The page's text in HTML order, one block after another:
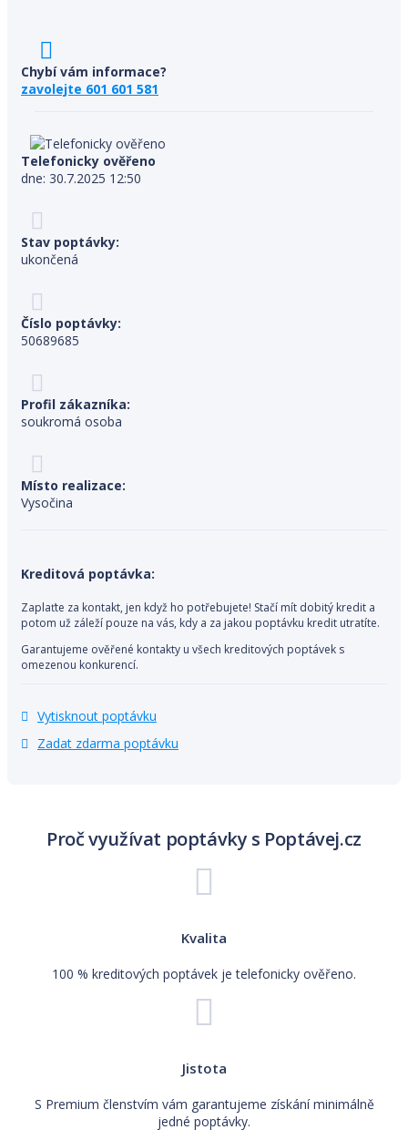
Chybí vám informace?
zavolejte 601 601 581
Telefonicky ověřeno
dne: 30.7.2025 12:50
Stav poptávky:
ukončená
Číslo poptávky:
50689685
Profil zákazníka:
soukromá osoba
Místo realizace:
Vysočina
Kreditová poptávka:
Zaplaťte za kontakt, jen když ho potřebujete! Stačí mít dobitý kredit a
potom už záleží pouze na vás, kdy a za jakou poptávku kredit utratíte.
Garantujeme ověřené kontakty u všech kreditových poptávek s
omezenou konkurencí.
Vytisknout poptávku
Zadat zdarma poptávku
Proč využívat poptávky s Poptávej.cz
Kvalita
100 % kreditových poptávek je telefonicky ověřeno.
Jistota
S Premium členstvím vám garantujeme získání minimálně
jedné poptávky.